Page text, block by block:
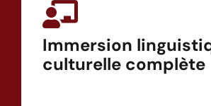
Immersion
culturelle complète